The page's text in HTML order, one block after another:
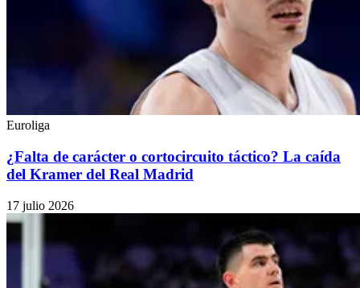
Euroliga
¿Falta de carácter o cortocircuito táctico? La caída
del Kramer del Real Madrid
17 julio 2026